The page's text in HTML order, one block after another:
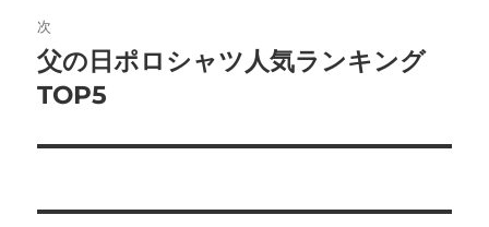
ゲ
ー
ン
次
次
の
稿:
父の日ポロシャツ人気ランキング
TOP5